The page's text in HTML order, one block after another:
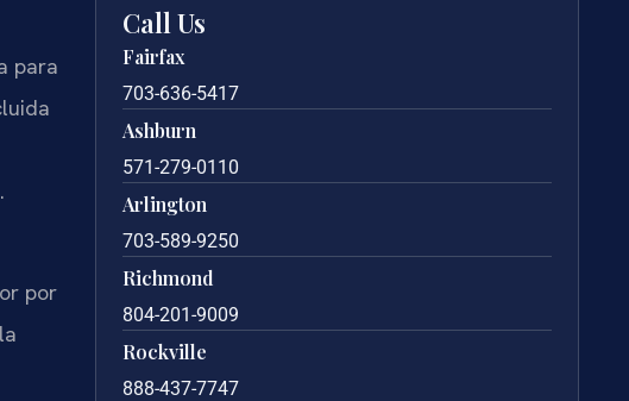
para
por
Call Us
Fairfax
703-636-5417
Ashburn
571-279-0110
Arlington
703-589-9250
Richmond
804-201-9009
Rockville
888-437-7747